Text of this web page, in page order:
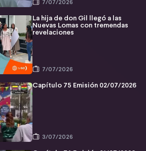
7/07/2026
La hija de don Gil llegó a las
Nuevas Lomas con tremendas
revelaciones
7/07/2026
Capítulo 75 Emisión 02/07/2026
3/07/2026